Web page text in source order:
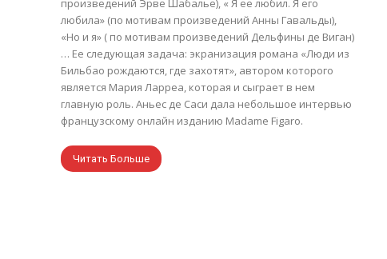
произведений Эрве Шабалье), « Я ее любил. Я его
любила» (по мотивам произведений Анны Гавальды),
«Но и я» ( по мотивам произведений Дельфины де Виган)
… Ее следующая задача: экранизация романа «Люди из
Бильбао рождаются, где захотят», автором которого
является Мария Ларреа, которая и сыграет в нем
главную роль. Аньес де Саси дала небольшое интервью
французскому онлайн изданию Madame Figaro.
Читать Больше